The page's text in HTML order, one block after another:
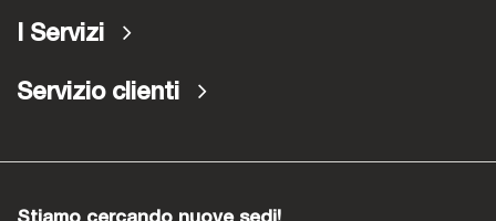
I Servizi
Servizio clienti